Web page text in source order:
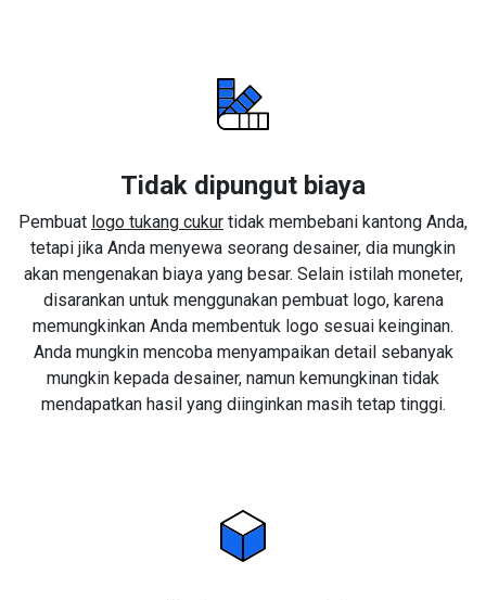
Tidak dipungut biaya
Pembuat logo tukang cukur tidak membebani kantong Anda,
tetapi jika Anda menyewa seorang desainer, dia mungkin
akan mengenakan biaya yang besar. Selain istilah moneter,
disarankan untuk menggunakan pembuat logo, karena
memungkinkan Anda membentuk logo sesuai keinginan.
Anda mungkin mencoba menyampaikan detail sebanyak
mungkin kepada desainer, namun kemungkinan tidak
mendapatkan hasil yang diinginkan masih tetap tinggi.